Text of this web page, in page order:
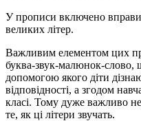
У прописи включено вправи
великих літер.
Важливим елементом цих
буква-звук-малюнок-слово,
допомогою якого діти
відповідності, а згодом
класі. Тому дуже важливо не
те, як ці літери звучать.